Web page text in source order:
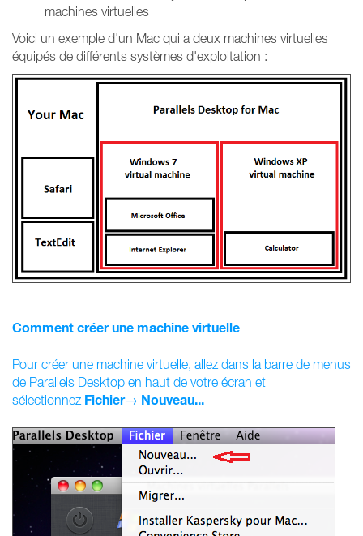
machines virtuelles
Voici un exemple d'un Mac qui a deux machines virtuelles
équipés de différents systèmes d'exploitation :
Comment créer une machine virtuelle
Pour créer une machine virtuelle, allez dans la barre de menus
de Parallels Desktop en haut de votre écran et
sélectionnez Fichier→ Nouveau...